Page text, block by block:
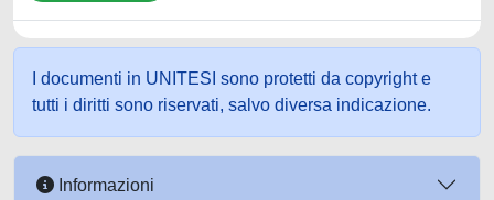
I documenti in UNITESI sono protetti da copyright e
tutti i diritti sono riservati, salvo diversa indicazione.
Informazioni